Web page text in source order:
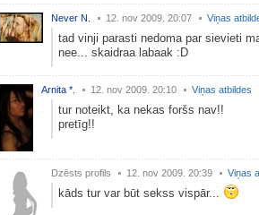
Never N. 12. nov 2009. 20:07 Viņas
tad vinji parasti nedoma par sievieti
nee... skaidraa labaak :D
Arnita *. 12. nov 2009. 20:10 Viņas atbildes
tur noteikt, ka nekas foršs nav!!
pretīg!!
Dzēsts profils 12. nov 2009. 20:39 Viņas
kāds tur var būt sekss vispār...